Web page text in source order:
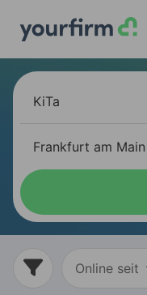
Online seit